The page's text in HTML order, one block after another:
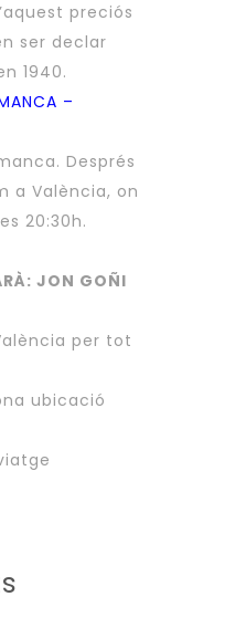
preciós
ser declar
1940.
–
Després
a València, on
20:30h.
JON GOÑI
per tot
ubicació